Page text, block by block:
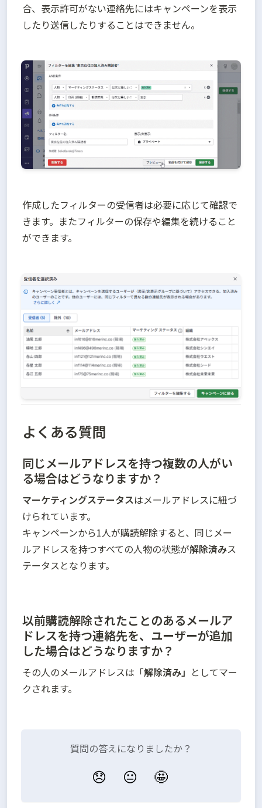
合、表示許可がない連絡先にはキャンペーンを表示
したり送信したりすることはできません。
作成したフィルターの受信者は必要に応じて確認で
きます。またフィルターの保存や編集を続けること
ができます。
よくある質問
同じメールアドレスを持つ複数の人がい
る場合はどうなりますか？
マーケティングステータスはメールアドレスに紐づ
けられています。
キャンペーンから1人が購読解除すると、同じメー
ルアドレスを持つすべての人物の状態が解除済みス
テータスとなります。
以前購読解除されたことのあるメールア
ドレスを持つ連絡先を、ユーザーが追加
した場合はどうなりますか？
その人のメールアドレスは「解除済み」 としてマー
クされます。
質問の答えになりましたか？
😞 😐 🤩